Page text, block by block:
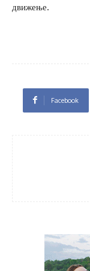
движење.
Facebook